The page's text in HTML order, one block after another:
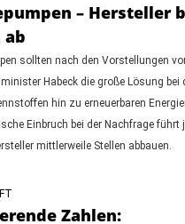
– Hersteller
ab
sollten nach den Vorstellungen
Habeck die große Lösung bei
hin zu erneuerbaren
Einbruch bei der Nachfrage führt
mittlerweile Stellen abbauen.
Zahlen: